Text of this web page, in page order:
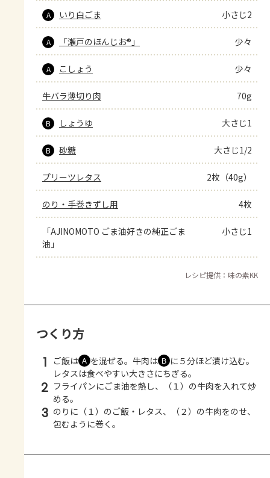
A いり白ごま 小さじ2
A 「瀬戸のほんじお®」 少々
A こしょう 少々
牛バラ薄切り肉 70g
B しょうゆ 大さじ1
B 砂糖 大さじ1/2
プリーツレタス 2枚（40g）
のり・手巻きずし用 4枚
「AJINOMOTO ごま油好きの純正ごま
油」
小さじ1
レシピ提供：味の素KK
つくり方
1 ご飯は Ａ を混ぜる。牛肉は Ｂ に５分ほど漬け込む。
レタスは食べやすい大きさにちぎる。
2 フライパンにごま油を熱し、（１）の牛肉を入れて炒
める。
3 のりに（１）のご飯・レタス、（２）の牛肉をのせ、
包むように巻く。